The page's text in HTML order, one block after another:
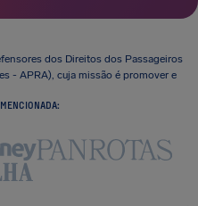
dos Direitos dos Passageiros
- APRA), cuja missão é promover e